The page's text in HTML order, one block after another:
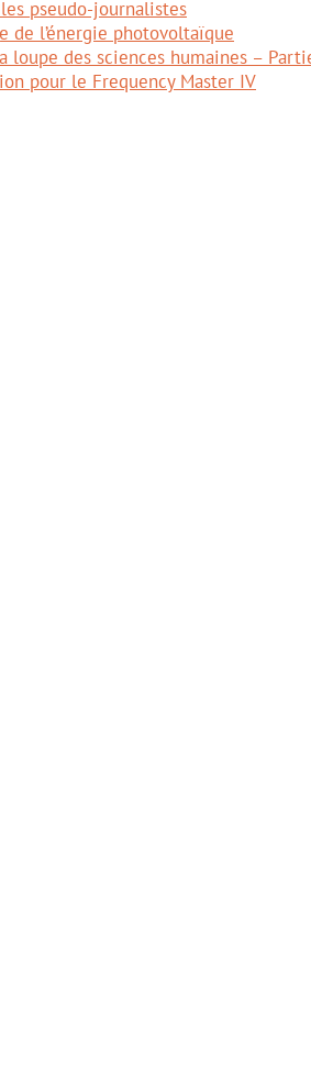
pseudo-journalistes
de l’énergie photovoltaïque
loupe des sciences humaines –
pour le Frequency Master IV